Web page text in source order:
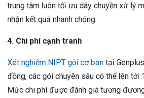
trung tâm luôn tối ưu dây chuyền xử lý
nhận kết quả nhanh chóng.
4. Chi phí cạnh tranh
Xét nghiệm NIPT gói cơ bản tại
đồng, các gói chuyên sâu có thể lên tới
Mức chi phí được đánh giá tương